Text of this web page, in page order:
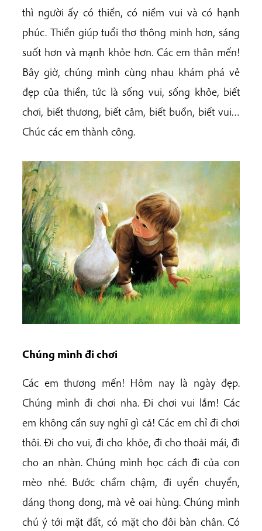
thì người ấy có thiền, có niềm vui và có hạnh
phúc. Thiền giúp tuổi thơ thông minh hơn, sáng
suốt hơn và mạnh khỏe hơn. Các em thân mến!
Bây giờ, chúng mình cùng nhau khám phá vẻ
đẹp của thiền, tức là sống vui, sống khỏe, biết
chơi, biết thương, biết cảm, biết buồn, biết vui…
Chúc các em thành công.
Chúng mình đi chơi
Các em thương mến! Hôm nay là ngày đẹp.
Chúng mình đi chơi nha. Đi chơi vui lắm! Các
em không cần suy nghĩ gì cả! Các em chỉ đi chơi
thôi. Đi cho vui, đi cho khỏe, đi cho thoải mái, đi
cho an nhàn. Chúng mình học cách đi của con
mèo nhé. Bước chầm chậm, đi uyển chuyển,
dáng thong dong, mà vẻ oai hùng. Chúng mình
chú ý tới mặt đất, có mặt cho đôi bàn chân. Có